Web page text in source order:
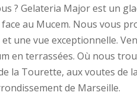
? Gelateria Major est un
au Mucem. Nous vous
une vue exceptionnelle.
en terrassées. Où nous
la Tourette, aux voutes de
de Marseille.